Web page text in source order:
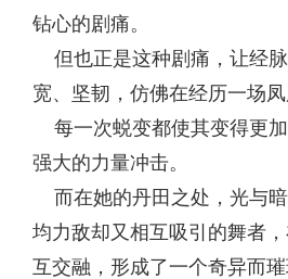
钻心的剧痛。
但也正是这种剧痛，让经
宽、坚韧，仿佛在经历一场凤
每一次蜕变都使其变得更
强大的力量冲击。
而在她的丹田之处，光与
均力敌却又相互吸引的舞者
互交融，形成了一个奇异而璀